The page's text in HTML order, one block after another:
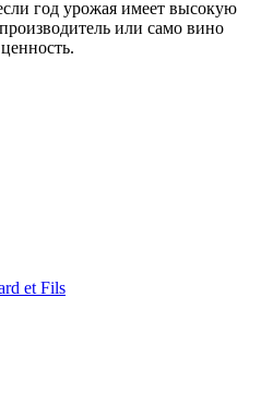
год урожая имеет высокую
или само вино
et Fils